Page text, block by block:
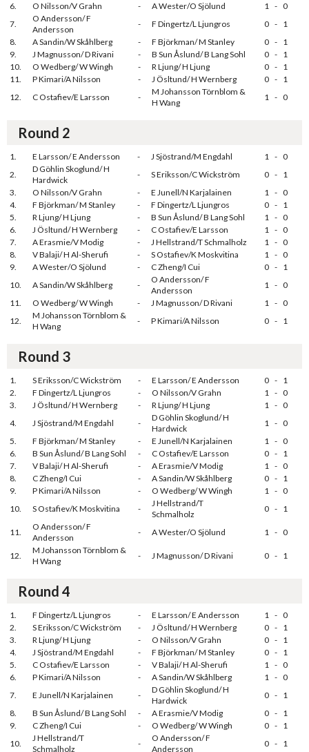
6.
O Nilsson/V Grahn - A Wester/O Sjölund 1 - 0
7.
O Andersson/ F
Andersson
- F Dingertz/L Ljungros 0 - 1
8.
A Sandin/W Skåhlberg - F Björkman/ M Stanley 0 - 1
9.
J Magnusson/ D Rivani - B Sun Åslund/ B Lang Sohl 0 - 1
10.
O Wedberg/ W Wingh - R Ljung/ H Ljung 0 - 1
11.
P Kimari/A Nilsson - J Ösltund/ H Wernberg 0 - 1
12.
C Ostafiev/E Larsson -
M Johansson Törnblom &
H Wang
1 - 0
Round 2
1. E Larsson/ E Andersson - J Sjöstrand/M Engdahl 1 - 0
2.
D Göhlin Skoglund/ H
Hardwick
- S Eriksson/C Wickström 0 - 1
3.
O Nilsson/V Grahn - E Junell/N Karjalainen 1 - 0
4.
F Björkman/ M Stanley - F Dingertz/L Ljungros 0 - 1
5.
R Ljung/ H Ljung - B Sun Åslund/ B Lang Sohl 1 - 0
6.
J Ösltund/ H Wernberg - C Ostafiev/E Larsson 1 - 0
7.
A Erasmie/V Modig - J Hellstrand/T Schmalholz 1 - 0
8.
V Balaji/ H Al-Sherufi - S Ostafiev/K Moskvitina 1 - 0
9.
A Wester/O Sjölund - C Zheng/I Cui 0 - 1
10.
A Sandin/W Skåhlberg -
O Andersson/ F
Andersson
1 - 0
11.
O Wedberg/ W Wingh - J Magnusson/ D Rivani 1 - 0
12.
M Johansson Törnblom &
H Wang
- P Kimari/A Nilsson 0 - 1
Round 3
1. S Eriksson/C Wickström - E Larsson/ E Andersson 0 - 1
2.
F Dingertz/L Ljungros - O Nilsson/V Grahn 1 - 0
3.
J Ösltund/ H Wernberg - R Ljung/ H Ljung 1 - 0
4.
J Sjöstrand/M Engdahl -
D Göhlin Skoglund/ H
Hardwick
1 - 0
5.
F Björkman/ M Stanley - E Junell/N Karjalainen 1 - 0
6.
B Sun Åslund/ B Lang Sohl - C Ostafiev/E Larsson 0 - 1
7.
V Balaji/ H Al-Sherufi - A Erasmie/V Modig 1 - 0
8.
C Zheng/I Cui - A Sandin/W Skåhlberg 0 - 1
9.
P Kimari/A Nilsson - O Wedberg/ W Wingh 1 - 0
10.
S Ostafiev/K Moskvitina -
J Hellstrand/T
Schmalholz
0 - 1
11.
O Andersson/ F
Andersson
- A Wester/O Sjölund 1 - 0
12.
M Johansson Törnblom &
H Wang
- J Magnusson/ D Rivani 0 - 1
Round 4
1. F Dingertz/L Ljungros - E Larsson/ E Andersson 1 - 0
2.
S Eriksson/C Wickström - J Ösltund/ H Wernberg 0 - 1
3.
R Ljung/ H Ljung - O Nilsson/V Grahn 0 - 1
4.
J Sjöstrand/M Engdahl - F Björkman/ M Stanley 0 - 1
5.
C Ostafiev/E Larsson - V Balaji/ H Al-Sherufi 1 - 0
6.
P Kimari/A Nilsson - A Sandin/W Skåhlberg 1 - 0
7.
E Junell/N Karjalainen -
D Göhlin Skoglund/ H
Hardwick
0 - 1
8.
B Sun Åslund/ B Lang Sohl - A Erasmie/V Modig 0 - 1
9.
C Zheng/I Cui - O Wedberg/ W Wingh 0 - 1
10.
J Hellstrand/T
Schmalholz
-
O Andersson/ F
Andersson
0 - 1